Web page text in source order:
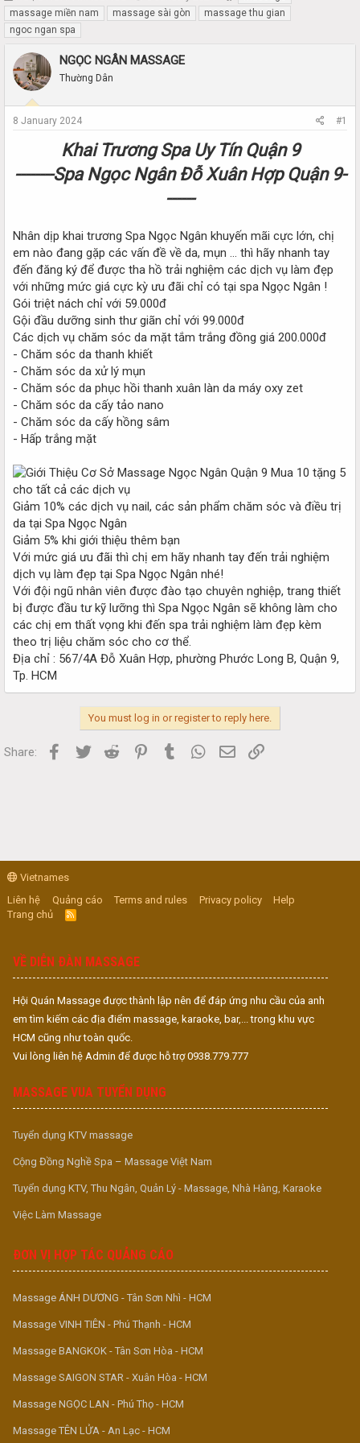
h
r
e
d
s
r
t
a
t
d
massage miền nam
massage sài gòn
massage thu gian
ngoc ngan spa
NGỌC NGÂN MASSAGE
Thường Dân
8 January 2024 #1
Khai Trương Spa Uy Tín Quận 9
--------Spa Ngọc Ngân Đỗ Xuân Hợp Quận 9-
------
Nhân dịp khai trương Spa Ngọc Ngân khuyến mãi cực lớn, chị
em nào đang gặp các vấn đề về da, mụn … thì hãy nhanh tay
đến đăng ký để được tha hồ trải nghiệm các dịch vụ làm đẹp
với những mức giá cực kỳ ưu đãi chỉ có tại spa Ngọc Ngân !
Gói triệt nách chỉ với 59.000đ
Gội đầu dưỡng sinh thư giãn chỉ với 99.000đ
Các dịch vụ chăm sóc da mặt tắm trắng đồng giá 200.000đ
- Chăm sóc da thanh khiết
- Chăm sóc da xử lý mụn
- Chăm sóc da phục hồi thanh xuân làn da máy oxy zet
- Chăm sóc da cấy tảo nano
- Chăm sóc da cấy hồng sâm
- Hấp trắng mặt
Mua 10 tặng 5
cho tất cả các dịch vụ
Giảm 10% các dịch vụ nail, các sản phẩm chăm sóc và điều trị
da tại Spa Ngọc Ngân
Giảm 5% khi giới thiệu thêm bạn
Với mức giá ưu đãi thì chị em hãy nhanh tay đến trải nghiệm
dịch vụ làm đẹp tại Spa Ngọc Ngân nhé!
Với đội ngũ nhân viên được đào tạo chuyên nghiệp, trang thiết
bị được đầu tư kỹ lưỡng thì Spa Ngọc Ngân sẽ không làm cho
các chị em thất vọng khi đến spa trải nghiệm làm đẹp kèm
theo trị liệu chăm sóc cho cơ thể.
Địa chỉ : 567/4A Đỗ Xuân Hợp, phường Phước Long B, Quận 9,
Tp. HCM
You must log in or register to reply here.
Share: Facebook
Twitter Reddit PinterestTumblr WhatsApp
Email
Vietnames
Liên hệ
Quảng cáo Terms and rules Privacy policy
Help
Trang chủ
R
S
VỀ DIỄN ĐÀN MASSAGE
Hội Quán Massage được thành lập nên để đáp ứng nhu cầu của anh
em tìm kiếm các địa điểm massage, karaoke, bar,... trong khu vực
HCM cũng như toàn quốc.
Vui lòng liên hệ Admin để được hỗ trợ 0938.779.777
MASSAGE VUA TUYỂN DỤNG
Tuyển dụng KTV massage
Cộng Đồng Nghề Spa – Massage Việt Nam
Tuyển dụng KTV, Thu Ngân, Quản Lý - Massage, Nhà Hàng, Karaoke
Việc Làm Massage
ĐƠN VỊ HỢP TÁC QUẢNG CÁO
Massage ÁNH DƯƠNG - Tân Sơn Nhì - HCM
Massage VINH TIÊN - Phú Thạnh - HCM
Massage BANGKOK - Tân Sơn Hòa - HCM
Massage SAIGON STAR - Xuân Hòa - HCM
Massage NGỌC LAN - Phú Thọ - HCM
Massage TÊN LỬA - An Lạc - HCM